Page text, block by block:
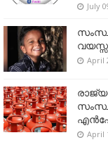
July
April
April